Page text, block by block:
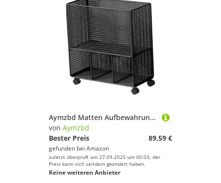
Aymzbd Matten Aufbewahrungsregal, Aufbewahrungsregal für Heim Fitnessstudio, Schaumstoffrolle, Metall Trainingsgeräte, Trainingsgeräte, Gewichtsständer M, Schwarz
von Aymzbd
Bester Preis
89,59 €
gefunden bei Amazon
zuletzt überprüft am 27.09.2025 um 00:03; der
Preis kann sich seitdem geändert haben.
Keine weiteren Anbieter